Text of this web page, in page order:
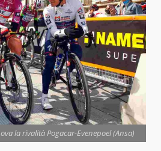
la rivalità Pogacar-Evenepoel (Ansa)